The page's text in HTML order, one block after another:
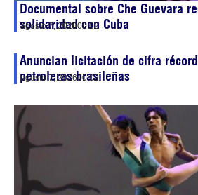
Documental sobre Che Guevara
solidaridad con Cuba
agosto 7, 202600:02
Anuncian licitación de cifra
petroleras brasileñas
agosto 7, 202600:02